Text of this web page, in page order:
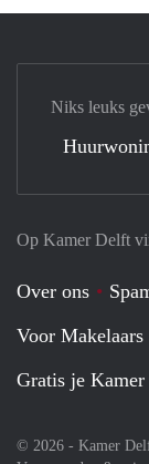
Op Kamer Delft
Over ons
Voor Makelaars
Gratis je
© 2026 - Kamer
Niks leuks